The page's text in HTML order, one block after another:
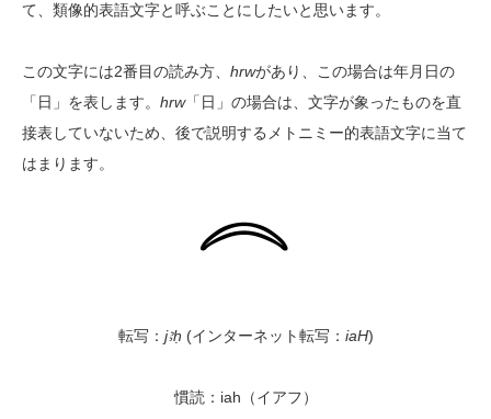
て、類像的表語文字と呼ぶことにしたいと思います。
この文字には2番目の読み方、 hrwがあり、この場合は年月日の
「日」を表します。 hrw「日」の場合は、文字が象ったものを直
接表していないため、後で説明するメトニミー的表語文字に当て
はまります。
転写： jꜣḥ (インターネット転写： iaH)
慣読：iah（イアフ）